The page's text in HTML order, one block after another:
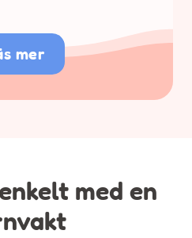
mer
med en